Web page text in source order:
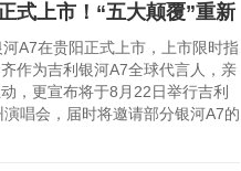
式上市！“五大颠覆”重新
在贵阳正式上市，上市限时指
作为吉利银河A7全球代言人，亲
，更宣布将于8月22日举行吉利
唱会，届时将邀请部分银河A7的